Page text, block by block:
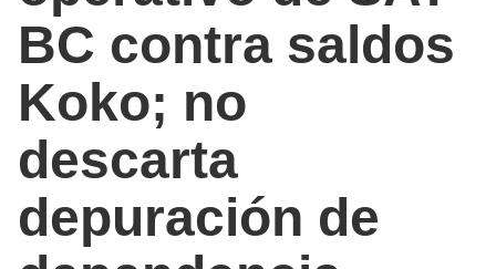
BC contra saldos
Koko; no
descarta
depuración de